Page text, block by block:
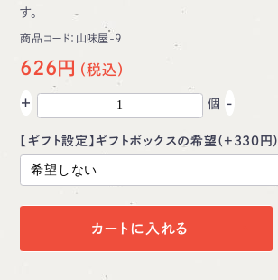
す。
商品コード： 山味屋-9
626円
+ 個 -
【ギフト設定】ギフトボックスの希望（+330円）
カートに入れる